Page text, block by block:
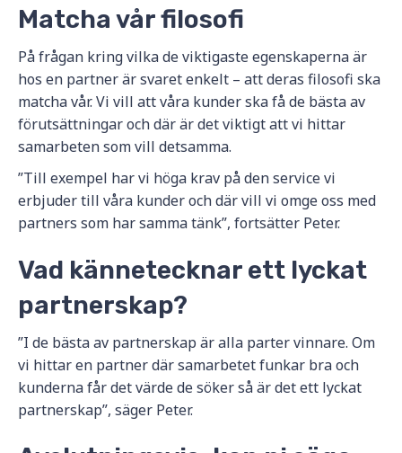
Matcha vår filosofi
På frågan kring vilka de viktigaste egenskaperna är
hos en partner är svaret enkelt – att deras filosofi ska
matcha vår. Vi vill att våra kunder ska få de bästa av
förutsättningar och där är det viktigt att vi hittar
samarbeten som vill detsamma.
”Till exempel har vi höga krav på den service vi
erbjuder till våra kunder och där vill vi omge oss med
partners som har samma tänk”, fortsätter Peter.
Vad kännetecknar ett lyckat
partnerskap?
”I de bästa av partnerskap är alla parter vinnare. Om
vi hittar en partner där samarbetet funkar bra och
kunderna får det värde de söker så är det ett lyckat
partnerskap”, säger Peter.